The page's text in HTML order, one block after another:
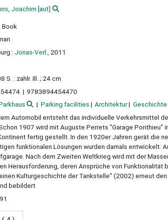
Joachim [aut]
Book
: Jonas-Verl.,
2011
S. : zahlr. Ill. ; 24 cm
9783894454470
Parking facilities Architektur
Geschichte
Automobil entsteht das individuelle Verkehrsmittel
1907 wird mit Auguste Perrets "Garage
fertig gestellt. In den 1920er Jahren gerät die
funktionalen Lösungen wurden damals entwickelt:
Nach dem Zweiten Weltkrieg wird mit der
Herausforderung, deren Ansprüche von
Kulturgeschichte der Tankstelle" (2002) erneut
bebildert